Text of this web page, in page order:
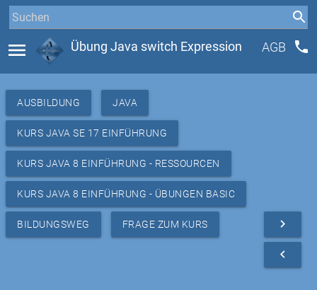
menu Übung Java switch Expression AGB phone
AUSBILDUNG JAVA
KURS JAVA SE 17 EINFÜHRUNG
KURS JAVA 8 EINFÜHRUNG - RESSOURCEN
KURS JAVA 8 EINFÜHRUNG - ÜBUNGEN BASIC
BILDUNGSWEG FRAGE ZUM KURS navigate_next
navigate_before